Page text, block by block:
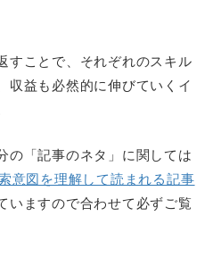
すことで、それぞれのスキル
収益も必然的に伸びていくイ
の「記事のネタ」に関しては
意図を理解して読まれる記事
いますので合わせて必ずご覧